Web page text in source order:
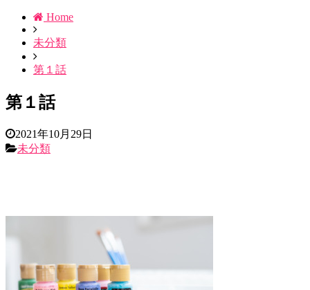
Home
未分類
第１話
第１話
2021年10月29日
未分類